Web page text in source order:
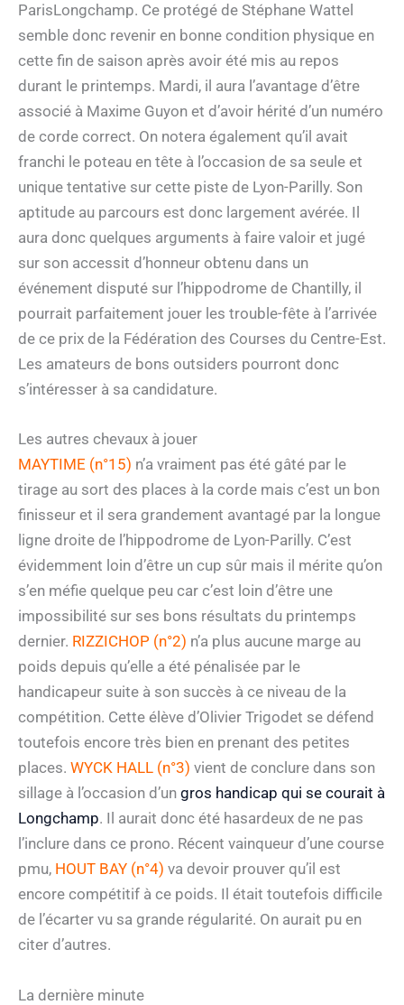
ParisLongchamp. Ce protégé de Stéphane Wattel
semble donc revenir en bonne condition physique en
cette fin de saison après avoir été mis au repos
durant le printemps. Mardi, il aura l’avantage d’être
associé à Maxime Guyon et d’avoir hérité d’un numéro
de corde correct. On notera également qu’il avait
franchi le poteau en tête à l’occasion de sa seule et
unique tentative sur cette piste de Lyon-Parilly. Son
aptitude au parcours est donc largement avérée. Il
aura donc quelques arguments à faire valoir et jugé
sur son accessit d’honneur obtenu dans un
événement disputé sur l’hippodrome de Chantilly, il
pourrait parfaitement jouer les trouble-fête à l’arrivée
de ce prix de la Fédération des Courses du Centre-Est.
Les amateurs de bons outsiders pourront donc
s’intéresser à sa candidature.
Les autres chevaux à jouer
MAYTIME (n°15) n’a vraiment pas été gâté par le
tirage au sort des places à la corde mais c’est un bon
finisseur et il sera grandement avantagé par la longue
ligne droite de l’hippodrome de Lyon-Parilly. C’est
évidemment loin d’être un cup sûr mais il mérite qu’on
s’en méfie quelque peu car c’est loin d’être une
impossibilité sur ses bons résultats du printemps
dernier. RIZZICHOP (n°2) n’a plus aucune marge au
poids depuis qu’elle a été pénalisée par le
handicapeur suite à son succès à ce niveau de la
compétition. Cette élève d’Olivier Trigodet se défend
toutefois encore très bien en prenant des petites
places. WYCK HALL (n°3) vient de conclure dans son
sillage à l’occasion d’un gros handicap qui se courait à
Longchamp. Il aurait donc été hasardeux de ne pas
l’inclure dans ce prono. Récent vainqueur d’une course
pmu, HOUT BAY (n°4) va devoir prouver qu’il est
encore compétitif à ce poids. Il était toutefois difficile
de l’écarter vu sa grande régularité. On aurait pu en
citer d’autres.
La dernière minute